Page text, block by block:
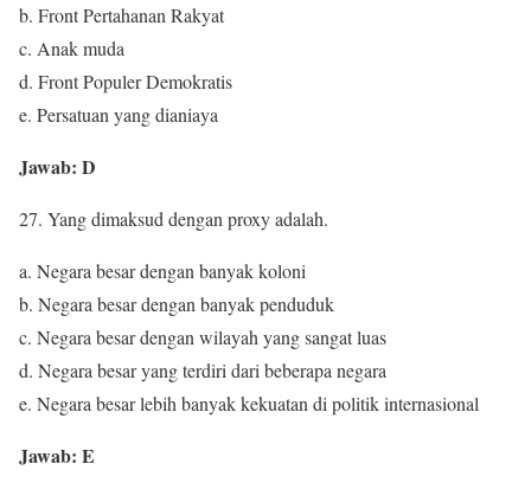
b. Front Pertahanan Rakyat
c. Anak muda
d. Front Populer Demokratis
e. Persatuan yang dianiaya
Jawab: D
27. Yang dimaksud dengan proxy adalah.
a. Negara besar dengan banyak koloni
b. Negara besar dengan banyak penduduk
c. Negara besar dengan wilayah yang sangat luas
d. Negara besar yang terdiri dari beberapa negara
e. Negara besar lebih banyak kekuatan di politik internasional
Jawab: E